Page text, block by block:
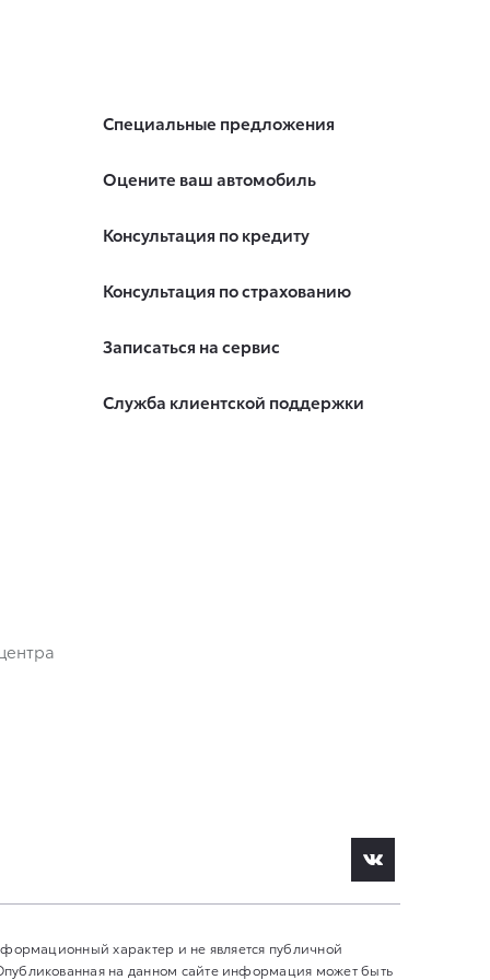
Специальные предложения
Оцените ваш автомобиль
Консультация по кредиту
Консультация по страхованию
Записаться на сервис
Служба клиентской поддержки
характер и не является публичной
на данном сайте информация может быть